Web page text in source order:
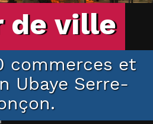
de ville
commerces et
Ubaye Serre-